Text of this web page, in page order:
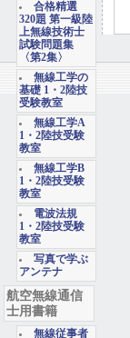
合格精選
320題 第一級陸
上無線技術士
試験問題集
〈第2集〉
無線工学の
基礎 1・2陸技
受験教室
無線工学A
1・2陸技受験
教室
無線工学B
1・2陸技受験
教室
電波法規
1・2陸技受験
教室
写真で学ぶ
アンテナ
航空無線通信
士用書籍
無線従事者